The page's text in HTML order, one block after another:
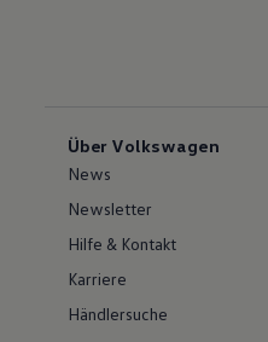
Über Volkswagen
News
Newsletter
Hilfe & Kontakt
Karriere
Händlersuche